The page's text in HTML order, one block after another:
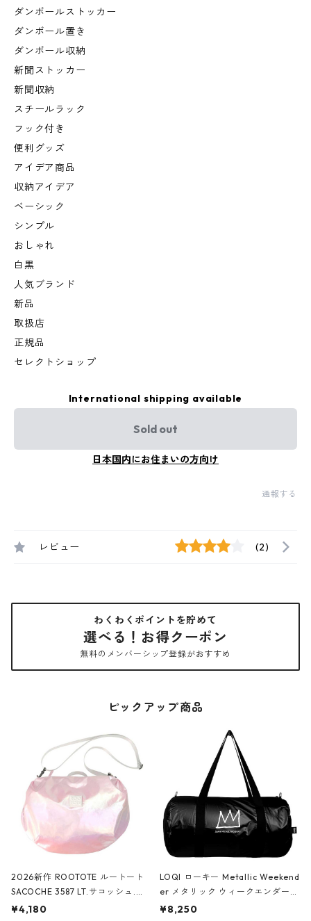
ダンボールストッカー
ダンボール置き
ダンボール収納
新聞ストッカー
新聞収納
スチールラック
フック付き
便利グッズ
アイデア商品
収納アイデア
ベーシック
シンプル
おしゃれ
白黒
人気ブランド
新品
取扱店
正規品
セレクトショップ
International shipping available
Sold out
日本国内にお住まいの方向け
通報する
レビュー (2)
わくわくポイントを貯めて
選べる！お得クーポン
無料のメンバーシップ登録がおすすめ
ピックアップ商品
2026新作 ROOTOTE ルートート
SACOCHE 3587 LT.サコッシュ.ル
ミエ-B ショルダーバッグ グロスピ
¥4,180
LOQI ローキー Metallic Weekend
er メタリック ウィークエンダー
ボストンバッグ ショルダーバッグ
¥8,250